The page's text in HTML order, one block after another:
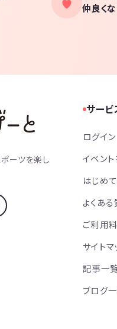
仲良く
ーツを楽し
サービ
ログイン
イベン
はじめ
よくあ
ご利用
サイトマ
記事一
ブログ